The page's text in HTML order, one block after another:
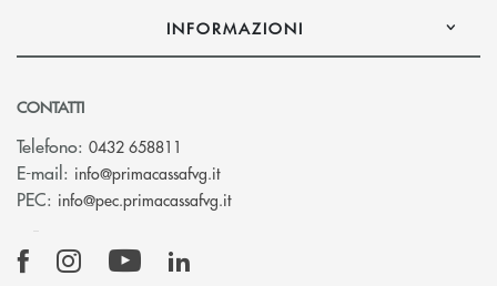
INFORMAZIONI
CONTATTI
Telefono: 0432 658811
E-mail: info@primacassafvg.it(si apre l’app di posta elettronica)
PEC: info@pec.primacassafvg.it(si apre l’app di posta elettronica)